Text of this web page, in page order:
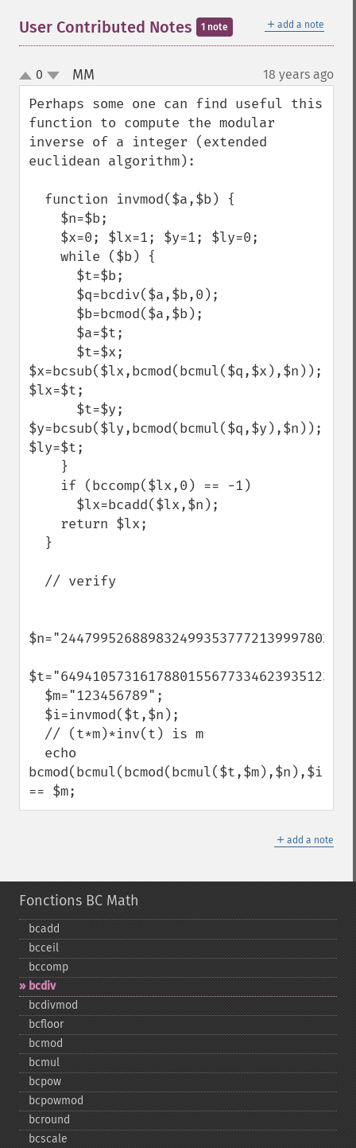
＋ add a note
User Contributed Notes 1 note
up
down
0 MM 18 years ago
Perhaps some one can find useful this
function to compute the modular
inverse of a integer (extended
euclidean algorithm):
$x=bcsub($lx,bcmod(bcmul($q,$x),$n));
$lx=$t;
$y=bcsub($ly,bcmod(bcmul($q,$y),$n));
$ly=$t;
== $m;
＋ add a note
Fonctions BC Math
bcadd
bcceil
bccomp
bcdiv
bcdivmod
bcfloor
bcmod
bcmul
bcpow
bcpowmod
bcround
bcscale